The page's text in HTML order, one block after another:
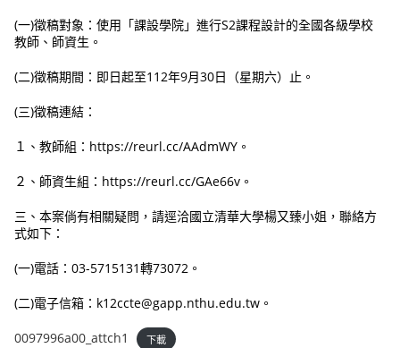
(一)徵稿對象：使用「課設學院」進行S2課程設計的全國各級學校
教師、師資生。
(二)徵稿期間：即日起至112年9月30日（星期六）止。
(三)徵稿連結：
１、教師組：https://reurl.cc/AAdmWY。
２、師資生組：https://reurl.cc/GAe66v。
三、本案倘有相關疑問，請逕洽國立清華大學楊又臻小姐，聯絡方
式如下：
(一)電話：03-5715131轉73072。
(二)電子信箱：k12ccte@gapp.nthu.edu.tw。
0097996a00_attch1 下載